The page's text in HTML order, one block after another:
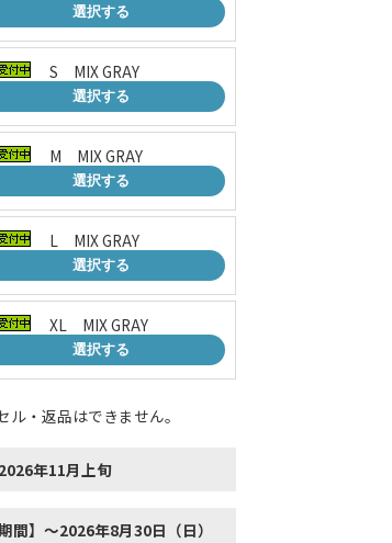
選択する
S MIX GRAY
選択する
M MIX GRAY
選択する
L MIX GRAY
選択する
XL MIX GRAY
選択する
・返品はできません。
年11月上旬
間】～2026年8月30日（日）